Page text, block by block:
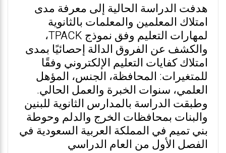
هدفت الدراسة الحالية إلى معرفة مدى
امتلاك المعلمين والمعلمات بالثانوية
لمهارات التعليم وفق نموذج TPACK،
والكشف عن الفروق الدالة إحصائيًا بمدى
امتلاك كفايات التعليم الإلكتروني وفقًا
للمتغيرات: المحافظة، الجنس، المؤهل
العلمي، سنوات الخبرة والعمل الحالي.
وطبقت الدراسة بالمدارس الثانوية للبنين
والبنات بمحافظات الخرج والدلم وحوطة
بني تميم في المملكة العربية السعودية في
الفصل الأول من العام الدراسي